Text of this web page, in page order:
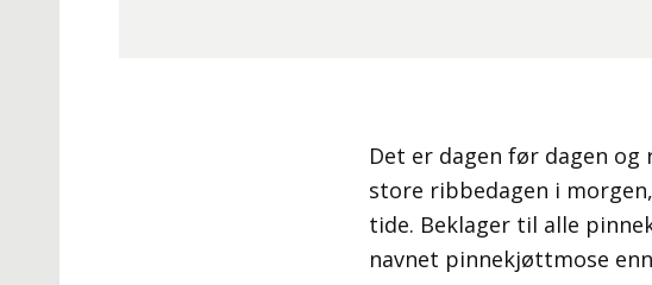
Det er dagen før dagen og
store ribbedagen i
tide. Beklager til alle
navnet pinnekjøttmose